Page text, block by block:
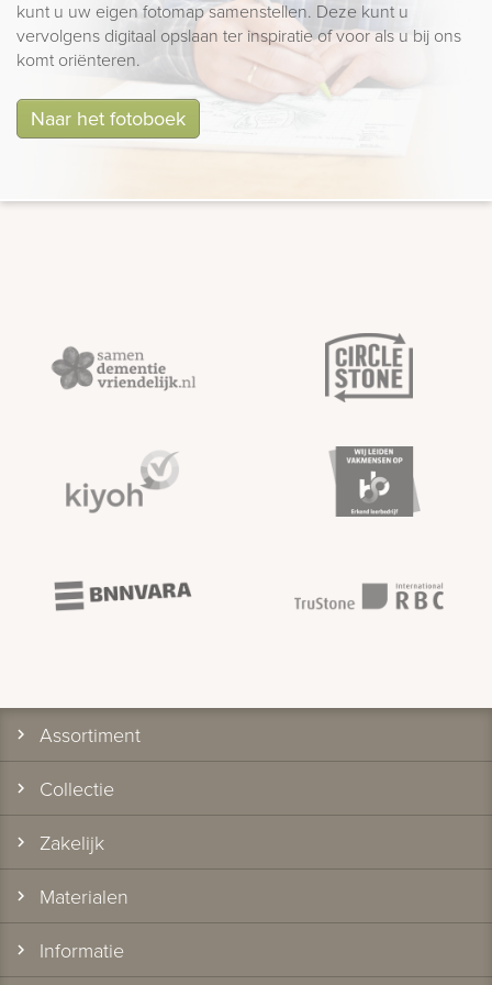
kunt u uw eigen fotomap samenstellen. Deze kunt u
vervolgens digitaal opslaan ter inspiratie of voor als u bij ons
komt oriënteren.
Naar het fotoboek
Assortiment
Collectie
Zakelijk
Materialen
Informatie